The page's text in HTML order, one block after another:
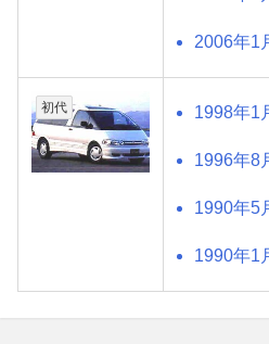
2006年1
初代 1998年1
1996年8
1990年5
1990年1